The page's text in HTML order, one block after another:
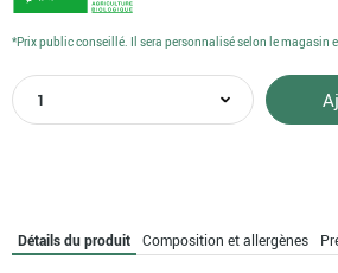
quantité
de
ampoules
bio
*Prix public conseillé. Il sera personnalisé selon le magasin
Détails du produit Composition et allergènes